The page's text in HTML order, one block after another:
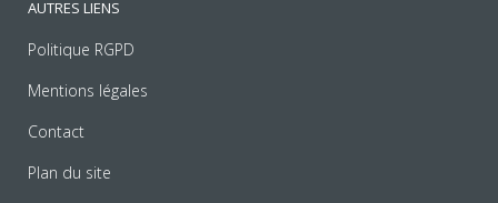
AUTRES LIENS
Politique RGPD
Mentions légales
Contact
Plan du site